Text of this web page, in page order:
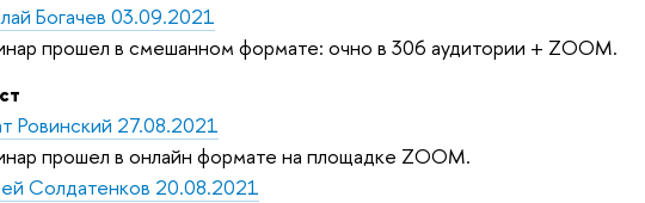
Богачев 03.09.2021
прошел в смешанном формате: очно в 306 аудитории + ZOOM.
Ровинский 27.08.2021
прошел в онлайн формате на площадке ZOOM.
Солдатенков 20.08.2021